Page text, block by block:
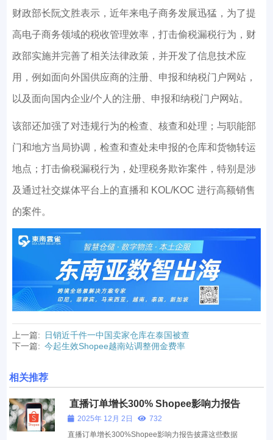
财政部长阮文胜表示，近年来电子商务发展迅猛，为了提
高电子商务领域的税收管理效率，打击偷税漏税行为，财
政部实施并完善了相关法律政策，并开发了信息技术应
用，例如面向外国供应商的注册、申报和纳税门户网站，
以及面向国内企业/个人的注册、申报和纳税门户网站。
该部还加强了对违规行为的检查、核查和处理；与职能部
门和地方当局协调，检查和查处未申报的仓库和货物转运
地点；打击偷税漏税行为，处理税务欺诈案件，特别是涉
及通过社交媒体平台上的直播和 KOL/KOC 进行高额销售
的案件。
上一篇:
日销近千件一中国卖家仓库在泰国被查
下一篇: 今起生效Shopee越南站调整佣金费率
相关推荐
直播订单增长300% Shopee影响力报告
披露这些数据
2025年 12月 2日
732
直播订单增长300%Shopee影响力报告披露这些数据